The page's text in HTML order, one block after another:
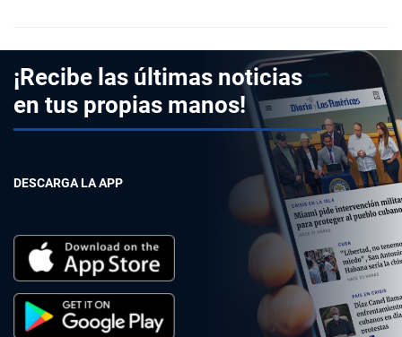
¡Recibe las últimas noticias
en tus propias manos!
DESCARGA LA APP